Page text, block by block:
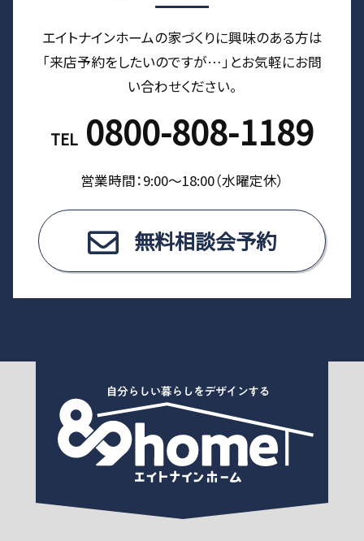
エイトナインホームの家づくりに興味のある⽅は
「来店予約をしたいのですが…」とお気軽にお問
い合わせください。
TEL 0800-808-1189
営業時間：9:00〜18:00（⽔曜定休）
無料相談会予約